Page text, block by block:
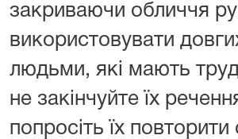
закриваючи обличчя
використовувати
людьми, які мають
не закінчуйте їх
попросіть їх